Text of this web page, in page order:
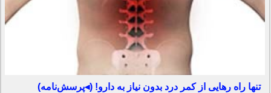
تنها راه رهایی از کمر درد بدون نیاز به دارو! (◂پرسش‌نامه)